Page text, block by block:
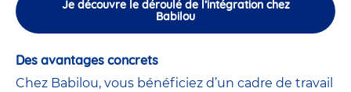
Je découvre le déroulé de l’intégration chez
Babilou
Des avantages concrets
Chez Babilou, vous bénéficiez d’un cadre de travail